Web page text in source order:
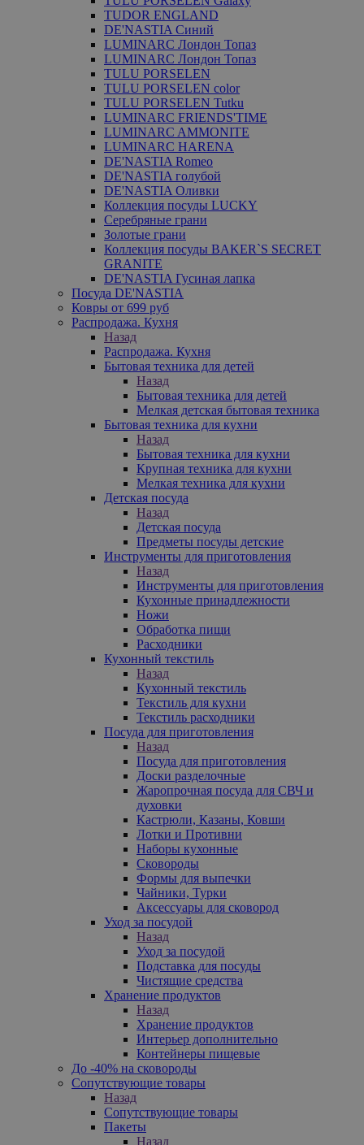
TUDOR ENGLAND
DE'NASTIA Синий
LUMINARC Лондон Топаз
LUMINARC Лондон Топаз
TULU PORSELEN
TULU PORSELEN color
TULU PORSELEN Tutku
LUMINARC FRIENDS'TIME
LUMINARC AMMONITE
LUMINARC HARENA
DE'NASTIA Romeo
DE'NASTIA голубой
DE'NASTIA Оливки
Коллекция посуды LUCKY
Серебряные грани
Золотые грани
Коллекция посуды BAKER`S SECRET
GRANITE
DE'NASTIA Гусиная лапка
Посуда DE'NASTIA
Ковры от 699 руб
Распродажа. Кухня
Назад
Распродажа. Кухня
Бытовая техника для детей
Назад
Бытовая техника для детей
Мелкая детская бытовая техника
Бытовая техника для кухни
Назад
Бытовая техника для кухни
Крупная техника для кухни
Мелкая техника для кухни
Детская посуда
Назад
Детская посуда
Предметы посуды детские
Инструменты для приготовления
Назад
Инструменты для приготовления
Кухонные принадлежности
Ножи
Обработка пищи
Расходники
Кухонный текстиль
Назад
Кухонный текстиль
Текстиль для кухни
Текстиль расходники
Посуда для приготовления
Назад
Посуда для приготовления
Доски разделочные
Жаропрочная посуда для СВЧ и
духовки
Кастрюли, Казаны, Ковши
Лотки и Противни
Наборы кухонные
Сковороды
Формы для выпечки
Чайники, Турки
Аксессуары для сковород
Уход за посудой
Назад
Уход за посудой
Подставка для посуды
Чистящие средства
Хранение продуктов
Назад
Хранение продуктов
Интерьер дополнительно
Контейнеры пищевые
До -40% на сковороды
Сопутствующие товары
Назад
Сопутствующие товары
Пакеты
Назад